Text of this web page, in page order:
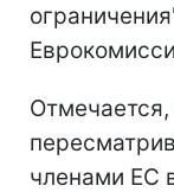
Отмечается,
членами ЕС